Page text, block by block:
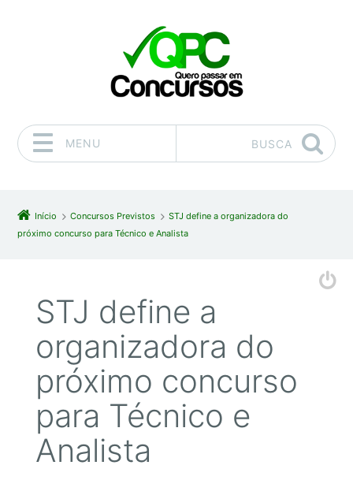
MENU BUSCA
Início Concursos Previstos
STJ define a organizadora do
próximo concurso para Técnico e Analista
STJ define a
organizadora do
próximo concurso
para Técnico e
Analista